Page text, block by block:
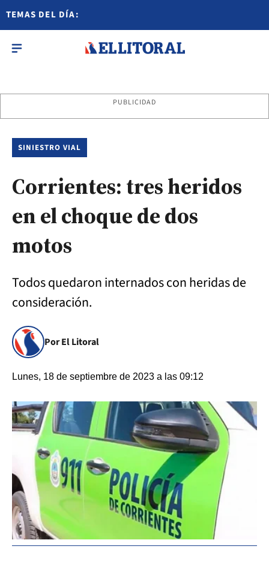
TEMAS DEL DÍA:
PUBLICIDAD
SINIESTRO VIAL
Corrientes: tres heridos
en el choque de dos
motos
Todos quedaron internados con heridas de
consideración.
Por El Litoral
Lunes, 18 de septiembre de 2023 a las 09:12